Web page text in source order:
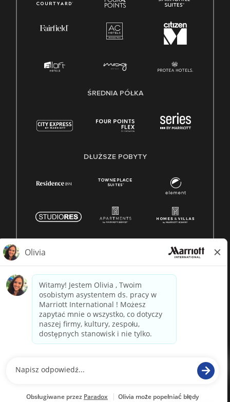
ŚREDNIA PÓŁKA
DŁUŻSZE POBYTY
zastrzeżone. Własność Marriott
paradox.ai